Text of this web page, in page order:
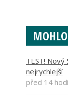
TEST! Nový
nejrychlejší
před 14